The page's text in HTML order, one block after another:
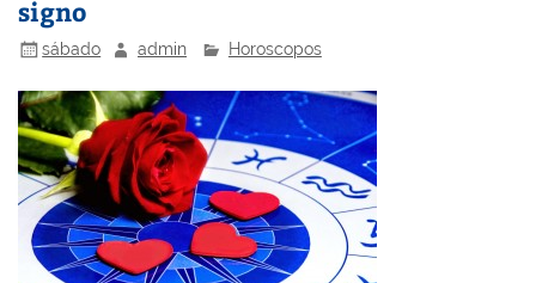
k
l
signo
sábado admin Horoscopos